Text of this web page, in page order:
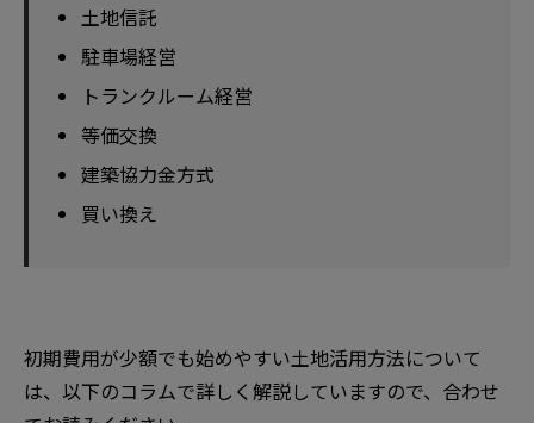
土地信託
駐車場経営
トランクルーム経営
等価交換
建築協力金方式
買い換え
初期費用が少額でも始めやすい土地活用方法について
は、以下のコラムで詳しく解説していますので、合わせ